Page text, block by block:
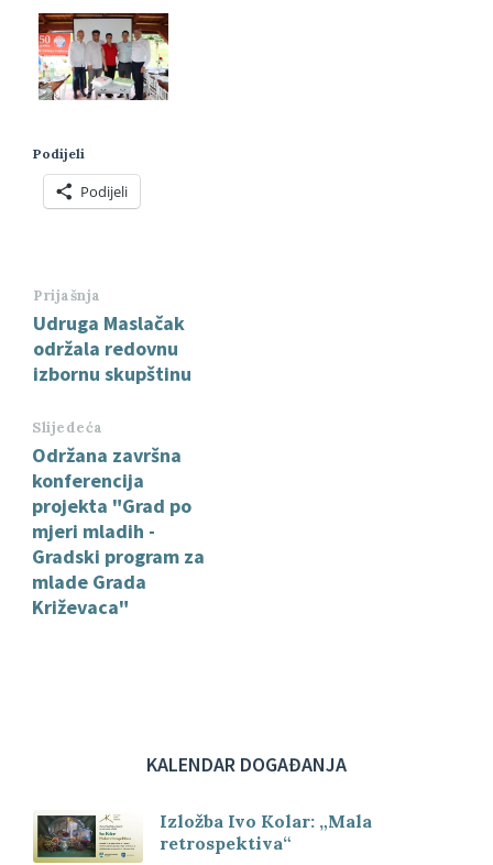
Podijeli
Podijeli
Prijašnja
Udruga Maslačak
održala redovnu
izbornu skupštinu
Slijedeća
Održana završna
konferencija
projekta "Grad po
mjeri mladih -
Gradski program za
mlade Grada
Križevaca"
KALENDAR DOGAĐANJA
Izložba Ivo Kolar: „Mala
retrospektiva“